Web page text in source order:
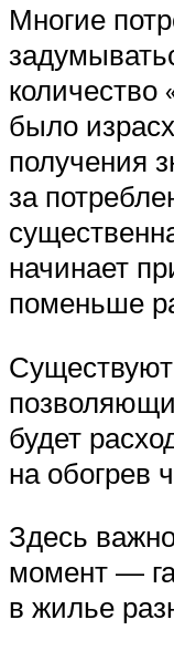
Многие
количество
было
получения
за
начинает
поменьше
будет
на обогрев
Здесь
момент —
в жилье